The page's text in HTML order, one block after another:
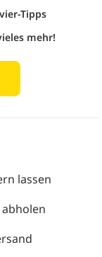
Tipps
mehr!
lassen